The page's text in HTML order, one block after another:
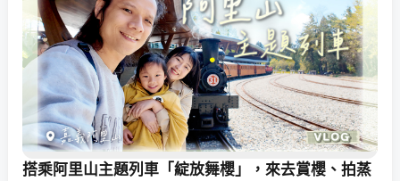
搭乘阿里山主題列車「綻放舞櫻」，來去賞櫻、拍蒸